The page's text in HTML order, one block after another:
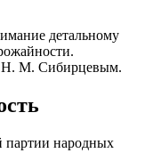
детальному
Н. М. Сибирцевым.
партии народных